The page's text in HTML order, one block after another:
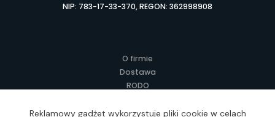
NIP: 783-17-33-370, REGON: 362998908
O firmie
Dostawa
RODO
Regulamin
Reklamowy gadżet wykorzystuje pliki cookie w celach